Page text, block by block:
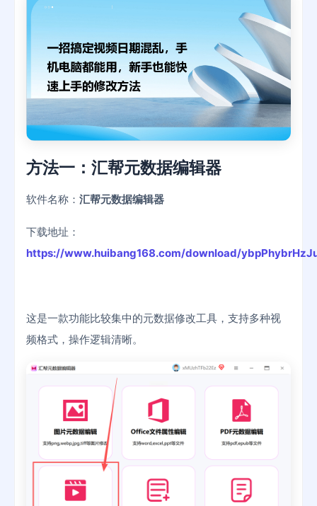
方法一： 汇帮元数据编辑器
软件名称： 汇帮元数据编辑器
下载地址：
https://www.huibang168.com/download/
这是一款功能比较集中的元数据修改工具，支持多种视
频格式，操作逻辑清晰。